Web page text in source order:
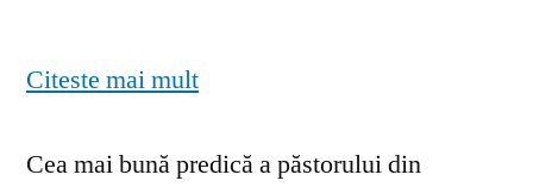
Citeste mai mult
Cea mai bună predică a păstorului din